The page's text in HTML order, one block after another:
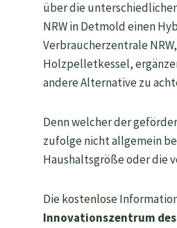
über die
NRW in Detmold einen
Verbraucherzentrale
Holzpelletkessel,
andere Alternative zu
Denn welcher der
zufolge nicht allgemein
Haushaltsgröße oder die
Die kostenlose
Innovationszentrum des